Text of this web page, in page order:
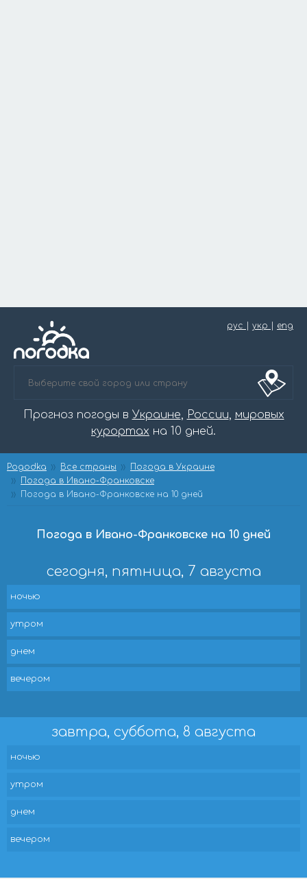
рус укр eng
Прогноз погоды в Украине, России, мировых
курортах на 10 дней.
Pogodka Все страны
Погода в Украине
Погода в Ивано-Франковске
Погода в Ивано-Франковске на 10 дней
Погода в Ивано-Франковске на 10 дней
сегодня, пятница, 7 августа
ночью
утром
днем
вечером
завтра, суббота, 8 августа
ночью
утром
днем
вечером